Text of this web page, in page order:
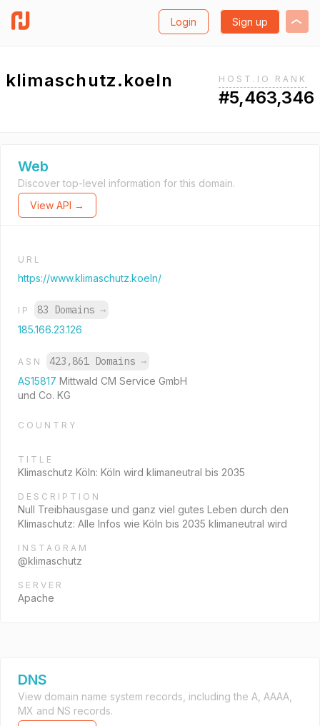
Login Sign up
klimaschutz.koeln HOST.IO RANK
#5,463,346
Web
Discover top-level information for this domain.
View API →
URL
https://www.klimaschutz.koeln/
IP 83 Domains →
185.166.23.126
ASN 423,861 Domains →
AS15817 Mittwald CM Service GmbH
und Co. KG
COUNTRY
TITLE
Klimaschutz Köln: Köln wird klimaneutral bis 2035
DESCRIPTION
Null Treibhausgase und ganz viel gutes Leben durch den
Klimaschutz: Alle Infos wie Köln bis 2035 klimaneutral wird
INSTAGRAM
@klimaschutz
SERVER
Apache
DNS
View domain name system records, including the A, AAAA,
MX and NS records.